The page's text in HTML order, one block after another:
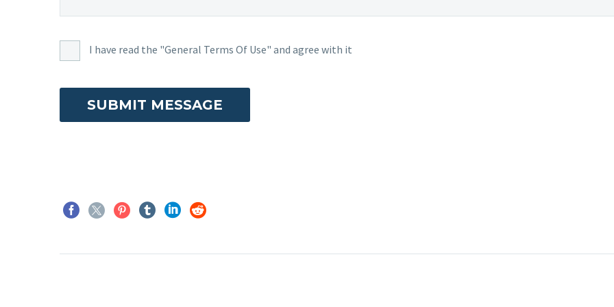
I have read the "General Terms Of Use" and agree with it